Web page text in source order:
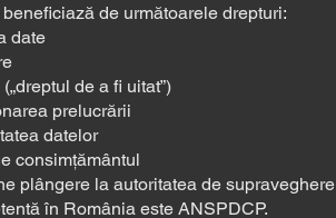
de următoarele drepturi:
date
de a fi uitat”)
prelucrării
datelor
consimțământul
plângere la autoritatea de supraveghere
în România este ANSPDCP.